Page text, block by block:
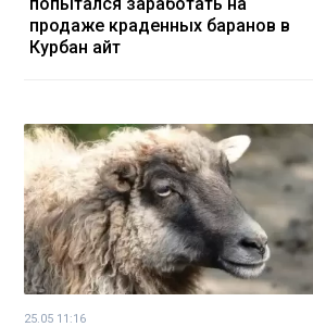
попытался заработать на
продаже краденных баранов в
Курбан айт
25.05 11:16